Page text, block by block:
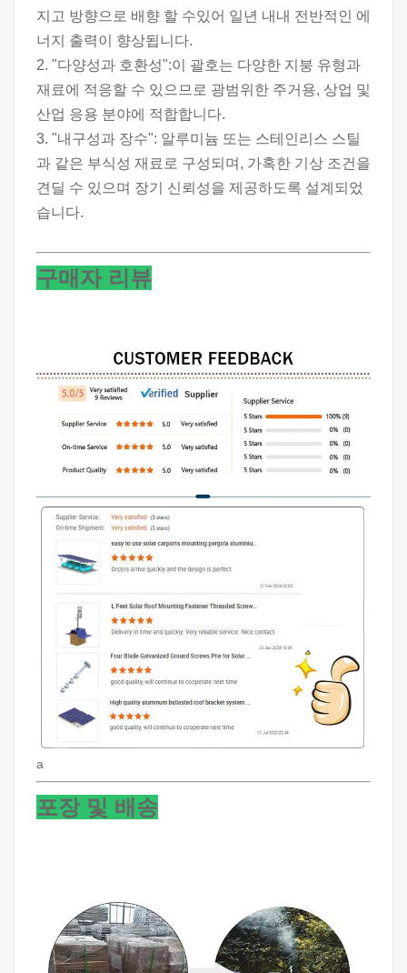
지고 방향으로 배향 할 수있어 일년 내내 전반적인 에
너지 출력이 향상됩니다.
2. "다양성과 호환성":이 괄호는 다양한 지붕 유형과
재료에 적응할 수 있으므로 광범위한 주거용, 상업 및
산업 응용 분야에 적합합니다.
3. "내구성과 장수": 알루미늄 또는 스테인리스 스틸
과 같은 부식성 재료로 구성되며, 가혹한 기상 조건을
견딜 수 있으며 장기 신뢰성을 제공하도록 설계되었
습니다.
구매자 리뷰
a
포장 및 배송